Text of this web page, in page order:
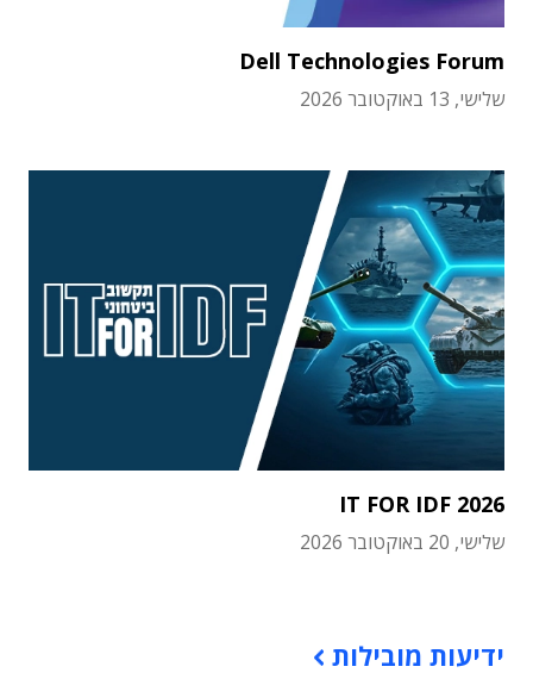
Dell Technologies Forum
שלישי, 13 באוקטובר 2026
IT FOR IDF 2026
שלישי, 20 באוקטובר 2026
ידיעות מובילות